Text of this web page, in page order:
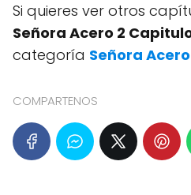
Si quieres ver otros
Señora Acero 2
categoría Señora
COMPARTENOS